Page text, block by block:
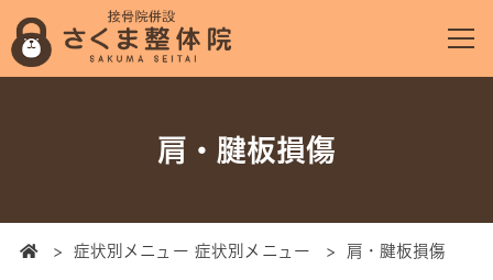
肩・腱板損傷
Home
> 症状別メニュー 症状別メニュー > 肩・腱板損傷